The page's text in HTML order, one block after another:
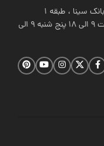
ساعت کاری شیراز: شنبه تا چهارشنبه از ساعت 9 الی 18 پنج شنبه 9 الی